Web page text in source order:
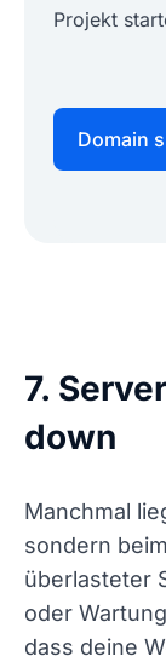
Projekt
Domain
7.
down
Manchmal
sondern
überlasteter
oder
dass deine